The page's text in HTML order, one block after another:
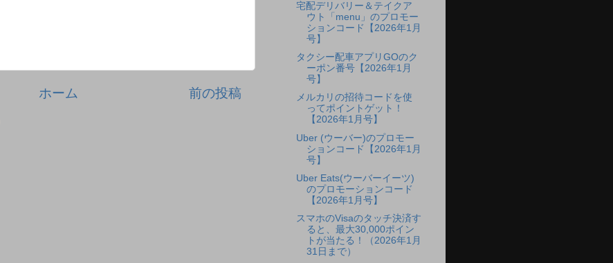
前の投稿
ホーム
宅配デリバリー＆テイクア
ウト「menu」のプロモー
ションコード【2026年1月
号】
タクシー配車アプリGOのク
ーポン番号【2026年1月
号】
メルカリの招待コードを使
ってポイントゲット！
【2026年1月号】
Uber (ウーバー)のプロモー
ションコード【2026年1月
号】
Uber Eats(ウーバーイーツ)
のプロモーションコード
【2026年1月号】
スマホのVisaのタッチ決済す
ると、最大30,000ポイン
トが当たる！（2026年1月
31日まで）